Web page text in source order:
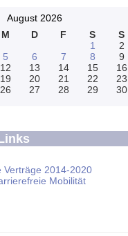
August 2026
M D F S
S
1
2
5 6 7 8
9
12 13 14 15
16
19 20 21 22
23
26 27 28 29
30
Verträge 2014-2020
Mobilität